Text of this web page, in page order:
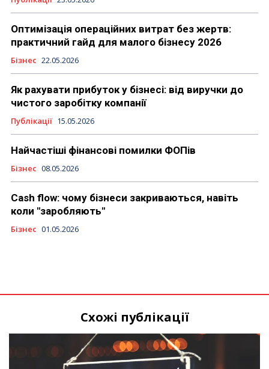
Оптимізація операційних витрат без жертв:
практичний гайд для малого бізнесу 2026
Бізнес 22.05.2026
Як рахувати прибуток у бізнесі: від виручки до
чистого заробітку компанії
Публікації 15.05.2026
Найчастіші фінансові помилки ФОПів
Бізнес 08.05.2026
Cash flow: чому бізнеси закриваються, навіть
коли "заробляють"
Бізнес 01.05.2026
Схожі публікації